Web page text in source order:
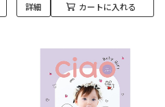
詳細 カートに入れる